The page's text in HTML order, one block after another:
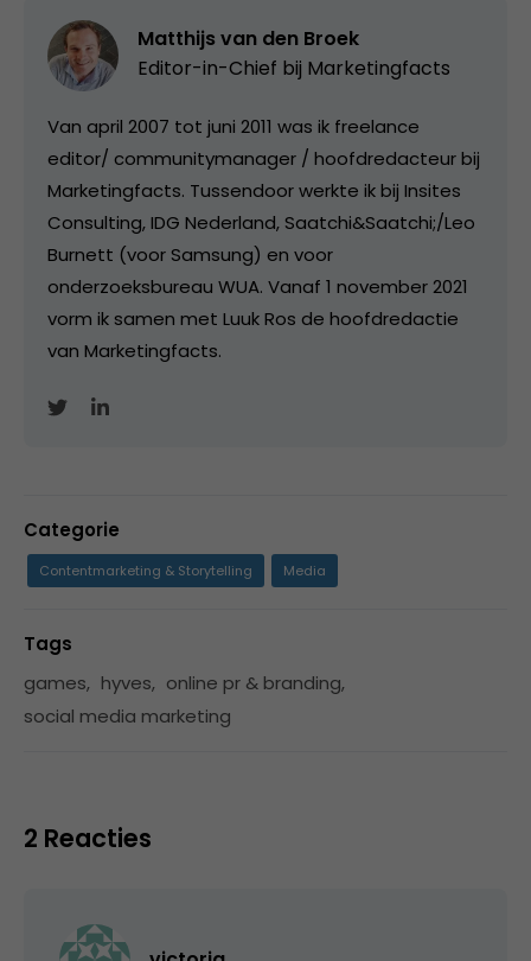
Matthijs van den Broek
Editor-in-Chief bij Marketingfacts
Van april 2007 tot juni 2011 was ik freelance
editor/ communitymanager / hoofdredacteur bij
Marketingfacts. Tussendoor werkte ik bij Insites
Consulting, IDG Nederland, Saatchi&Saatchi;/Leo
Burnett (voor Samsung) en voor
onderzoeksbureau WUA. Vanaf 1 november 2021
vorm ik samen met Luuk Ros de hoofdredactie
van Marketingfacts.
Categorie
Contentmarketing & Storytelling Media
Tags
games, hyves, online pr & branding,
social media marketing
2 Reacties